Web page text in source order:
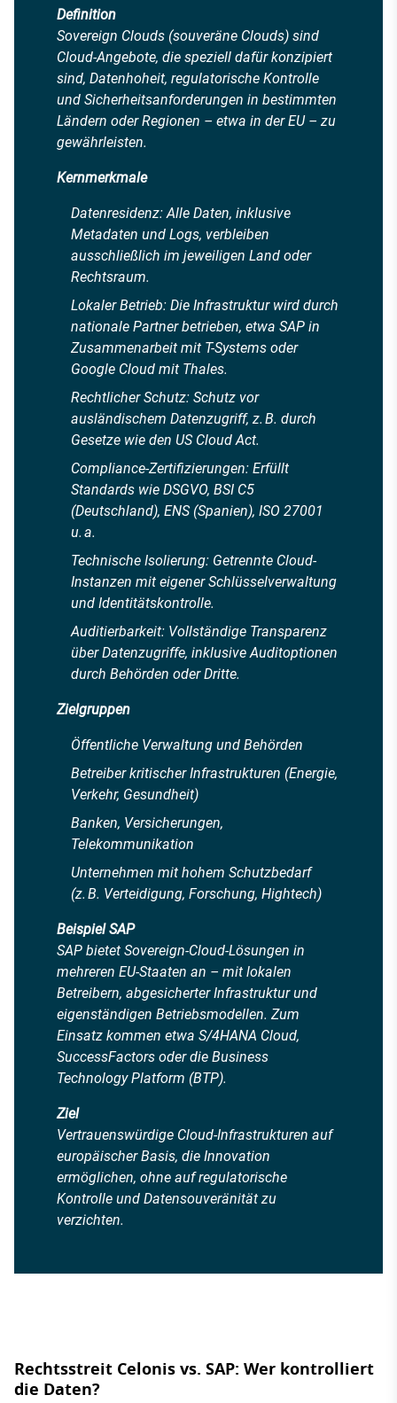
Definition
Sovereign Clouds (souveräne Clouds) sind
Cloud-Angebote, die speziell dafür konzipiert
sind, Datenhoheit, regulatorische Kontrolle
und Sicherheitsanforderungen in bestimmten
Ländern oder Regionen – etwa in der EU – zu
gewährleisten.
Kernmerkmale
Datenresidenz: Alle Daten, inklusive
Metadaten und Logs, verbleiben
ausschließlich im jeweiligen Land oder
Rechtsraum.
Lokaler Betrieb: Die Infrastruktur wird durch
nationale Partner betrieben, etwa SAP in
Zusammenarbeit mit T-Systems oder
Google Cloud mit Thales.
Rechtlicher Schutz: Schutz vor
ausländischem Datenzugriff, z. B. durch
Gesetze wie den US Cloud Act.
Compliance-Zertifizierungen: Erfüllt
Standards wie DSGVO, BSI C5
(Deutschland), ENS (Spanien), ISO 27001
u. a.
Technische Isolierung: Getrennte Cloud-
Instanzen mit eigener Schlüsselverwaltung
und Identitätskontrolle.
Auditierbarkeit: Vollständige Transparenz
über Datenzugriffe, inklusive Auditoptionen
durch Behörden oder Dritte.
Zielgruppen
Öffentliche Verwaltung und Behörden
Betreiber kritischer Infrastrukturen (Energie,
Verkehr, Gesundheit)
Banken, Versicherungen,
Telekommunikation
Unternehmen mit hohem Schutzbedarf
(z. B. Verteidigung, Forschung, Hightech)
Beispiel SAP
SAP bietet Sovereign-Cloud-Lösungen in
mehreren EU-Staaten an – mit lokalen
Betreibern, abgesicherter Infrastruktur und
eigenständigen Betriebsmodellen. Zum
Einsatz kommen etwa S/4HANA Cloud,
SuccessFactors oder die Business
Technology Platform (BTP).
Ziel
Vertrauenswürdige Cloud-Infrastrukturen auf
europäischer Basis, die Innovation
ermöglichen, ohne auf regulatorische
Kontrolle und Datensouveränität zu
verzichten.
Rechtsstreit Celonis vs. SAP: Wer kontrolliert
die Daten?